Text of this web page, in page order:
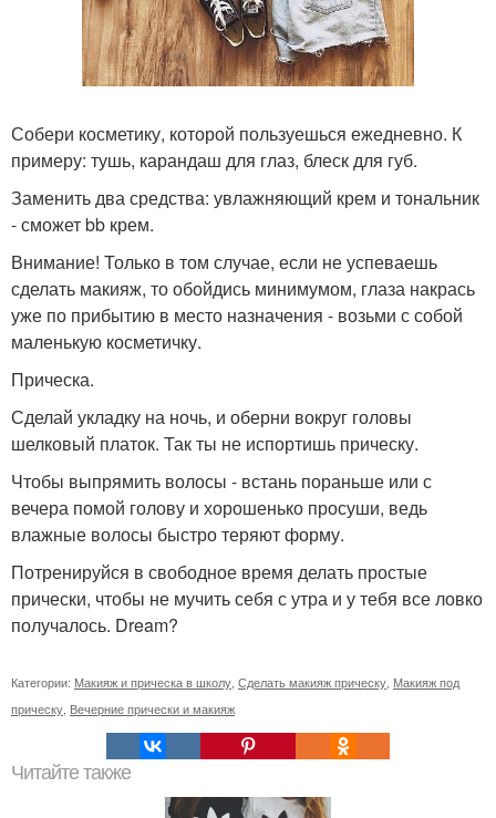
Собери косметику, которой пользуешься ежедневно. К
примеру: тушь, карандаш для глаз, блеск для губ.
Заменить два средства: увлажняющий крем и тональник
- сможет bb крем.
Внимание! Только в том случае, если не успеваешь
сделать макияж, то обойдись минимумом, глаза накрась
уже по прибытию в место назначения - возьми с собой
маленькую косметичку.
Прическа.
Сделай укладку на ночь, и оберни вокруг головы
шелковый платок. Так ты не испортишь прическу.
Чтобы выпрямить волосы - встань пораньше или с
вечера помой голову и хорошенько просуши, ведь
влажные волосы быстро теряют форму.
Потренируйся в свободное время делать простые
прически, чтобы не мучить себя с утра и у тебя все ловко
получалось. Dream?
Категории: Макияж и прическа в школу Сделать макияж прическу Макияж под
прическу Вечерние прически и макияж
Читайте также